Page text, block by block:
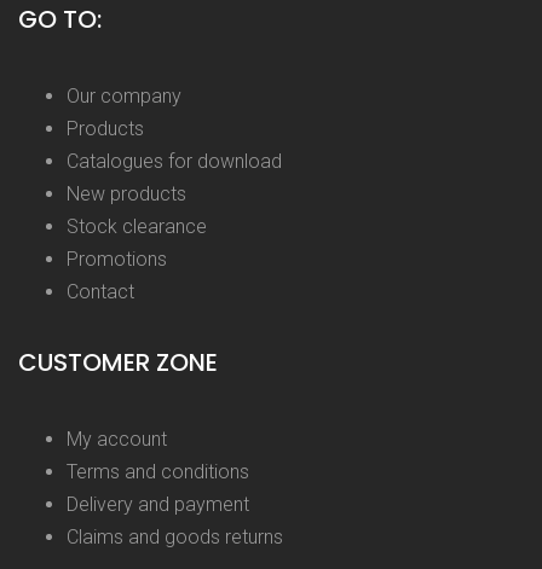
GO TO:
Our company
Products
Catalogues for download
New products
Stock clearance
Promotions
Contact
CUSTOMER ZONE
My account
Terms and conditions
Delivery and payment
Claims and goods returns